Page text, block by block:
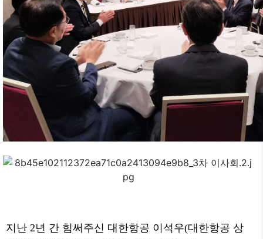
지난 2년 간 힘써주신 대한항공 이석우(대한항공 상